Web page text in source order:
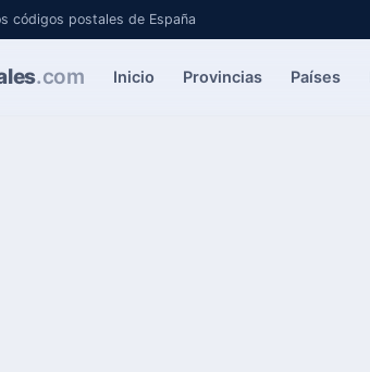
códigos postales de España
.com Inicio Provincias Países